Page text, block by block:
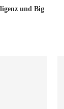
und Big